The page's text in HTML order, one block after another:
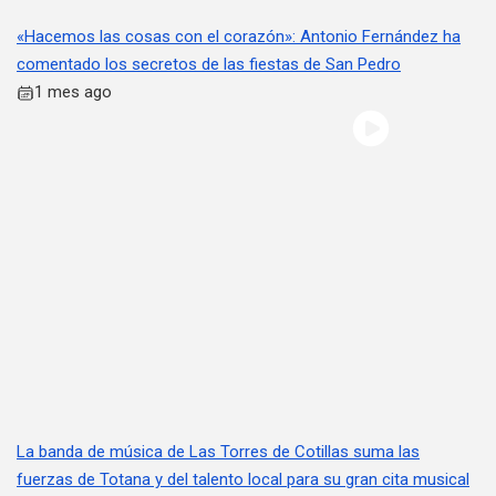
«Hacemos las cosas con el corazón»: Antonio Fernández ha
comentado los secretos de las fiestas de San Pedro
1 mes ago
La banda de música de Las Torres de Cotillas suma las
fuerzas de Totana y del talento local para su gran cita musical